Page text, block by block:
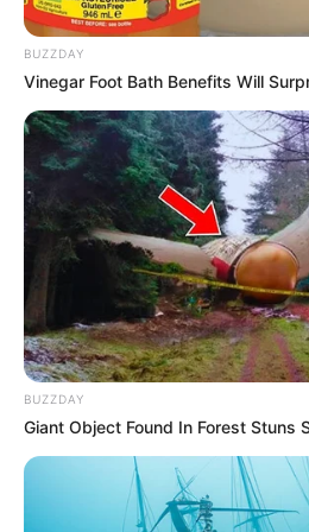
Cortesía Triple A.
Por:
Tatiana Andrea Roenes
Septiembre 22, 2020
COMPARTIR
BUZZDAY
Vinegar Foot Bath Benefits Will
BUZZDAY
Giant Object Found In Forest Stuns